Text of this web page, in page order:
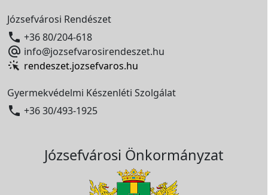
Józsefvárosi Rendészet
 +36 80/204-618
 info@jozsefvarosirendeszet.hu
rendeszet.jozsefvaros.hu
Gyermekvédelmi Készenléti Szolgálat
 +36 30/493-1925
Józsefvárosi Önkormányzat